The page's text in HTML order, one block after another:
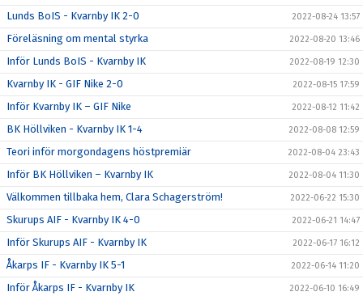
Lunds BoIS - Kvarnby IK 2-0 2022-08-24 13:57
Föreläsning om mental styrka 2022-08-20 13:46
Inför Lunds BoIS - Kvarnby IK 2022-08-19 12:30
Kvarnby IK - GIF Nike 2-0 2022-08-15 17:59
Inför Kvarnby IK – GIF Nike 2022-08-12 11:42
BK Höllviken - Kvarnby IK 1-4 2022-08-08 12:59
Teori inför morgondagens höstpremiär 2022-08-04 23:43
Inför BK Höllviken – Kvarnby IK 2022-08-04 11:30
Välkommen tillbaka hem, Clara Schagerström! 2022-06-22 15:30
Skurups AIF - Kvarnby IK 4-0 2022-06-21 14:47
Inför Skurups AIF - Kvarnby IK 2022-06-17 16:12
Åkarps IF - Kvarnby IK 5-1 2022-06-14 11:20
Inför Åkarps IF - Kvarnby IK 2022-06-10 16:49